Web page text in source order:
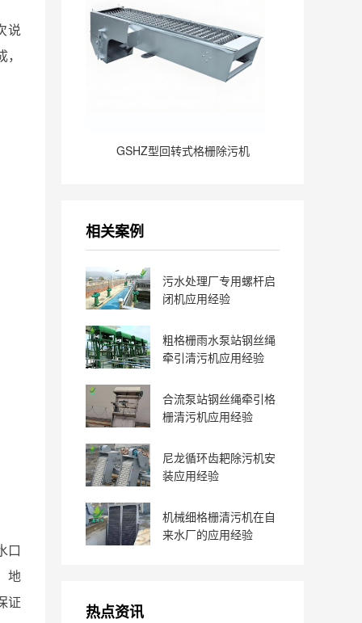
说
口
地
证
GSHZ型回转式格栅除污机
相关案例
污水处理厂专用螺杆启
闭机应用经验
粗格栅雨水泵站钢丝绳
牵引清污机应用经验
合流泵站钢丝绳牵引格
栅清污机应用经验
尼龙循环齿耙除污机安
装应用经验
机械细格栅清污机在自
来水厂的应用经验
热点资讯